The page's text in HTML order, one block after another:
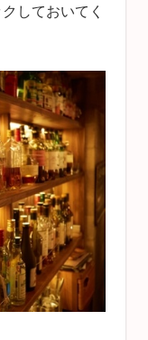
しておいてく